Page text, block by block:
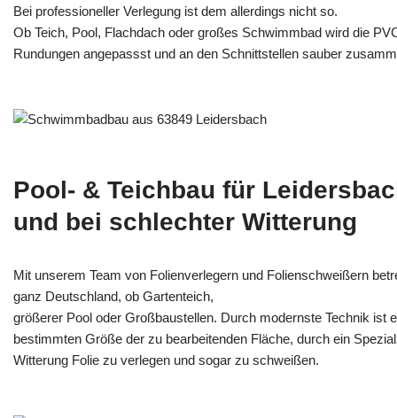
Bei professioneller Verlegung ist dem allerdings nicht so.
Ob Teich, Pool, Flachdach oder großes Schwimmbad wird die
Rundungen angepassst und an den Schnittstellen sauber
Pool- & Teichbau für
und bei schlechter Witterung
Mit unserem Team von Folienverlegern und Folien­schweißern
ganz Deutschland, ob Gartenteich,
größerer Pool oder Großbaustellen. Durch modernste Technik ist
bestimmten Größe der zu bearbeitenden Fläche, durch ein
Witterung Folie zu verlegen und sogar zu schweißen.